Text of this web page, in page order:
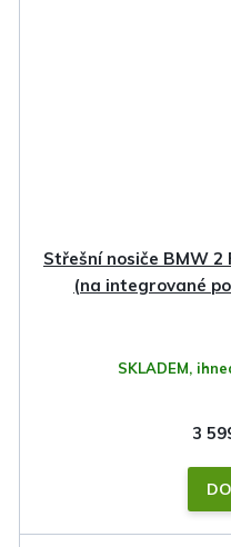
Střešní nosiče BMW 2
(na integrované
SKLADEM,
3